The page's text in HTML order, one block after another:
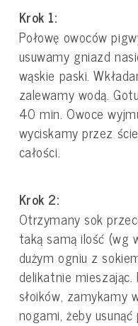
Krok 1:
Połowę owoców
usuwamy gniazd
wąskie paski.
zalewamy wodą.
40 min. Owoce
wyciskamy przez
całości.
Krok 2:
Otrzymany sok
taką samą ilość (wg
dużym ogniu z
delikatnie
słoików, zamykamy
nogami, żeby